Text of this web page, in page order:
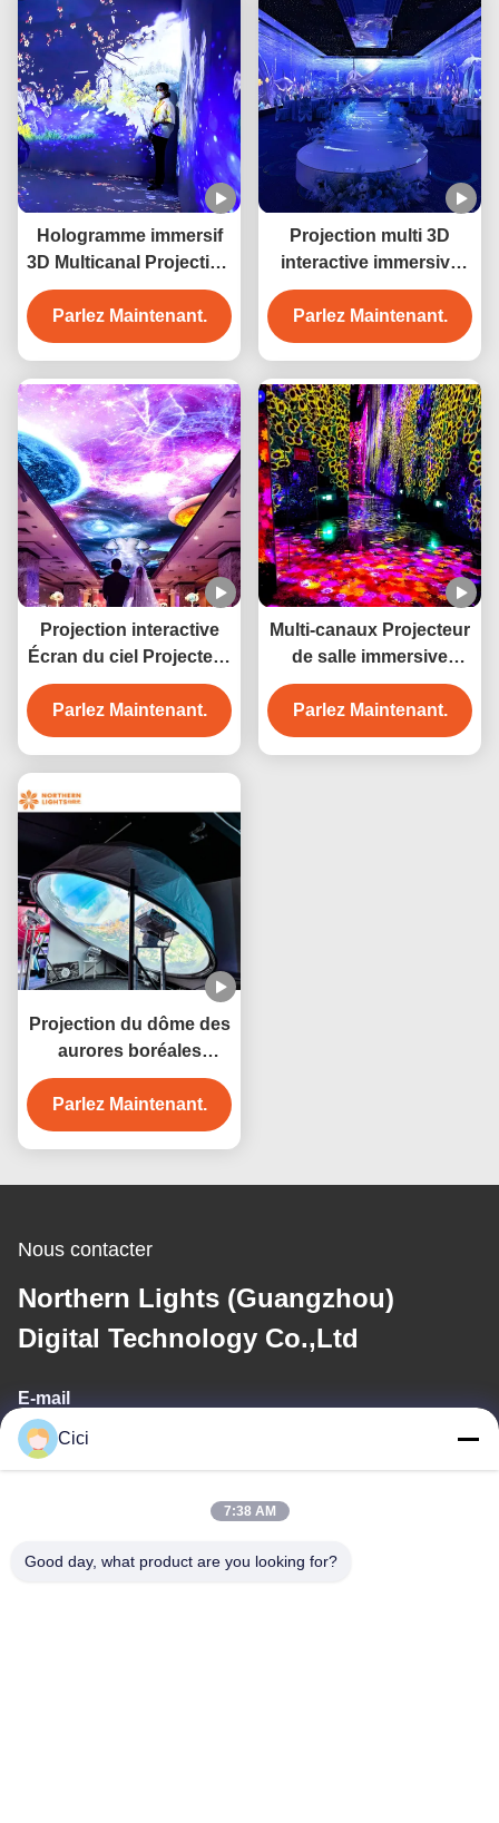
Hologramme immersif
3D Multicanal Projection
de plancher pour hôtel
Parlez Maintenant.
Projection multi 3D
interactive immersive
Projecteur
holographique
Parlez Maintenant.
Projection interactive
Écran du ciel Projecteur
immersif pour centre
commercial
Parlez Maintenant.
Multi-canaux Projecteur
de salle immersive
Projection interactive
murale immersive
Parlez Maintenant.
Projection du dôme des
aurores boréales
Projecteur immersif
Projection vidéo du
dôme
Parlez Maintenant.
Nous contacter
Northern Lights (Guangzhou)
Digital Technology Co.,Ltd
E-mail
sales03@bjgprojection.com
Adresse
Cici
7:38 AM
Good day, what product are you looking for?